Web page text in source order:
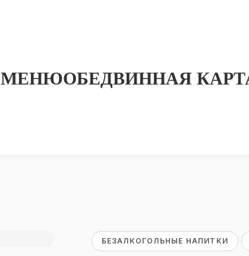
МЕНЮОБЕДВИННАЯ
БЕЗАЛКОГОЛЬНЫЕ НАПИТКИ